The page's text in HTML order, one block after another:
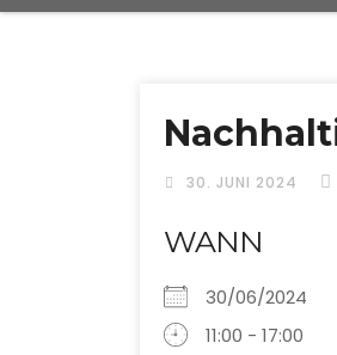
30. JUNI 2024
WANN
30/06/2024
11:00 - 17:00